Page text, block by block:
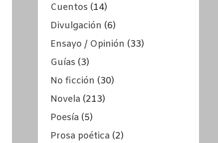
Cuentos (14)
Divulgación (6)
Ensayo / Opinión (33)
Guías (3)
No ficción (30)
Novela (213)
Poesía (5)
Prosa poética (2)